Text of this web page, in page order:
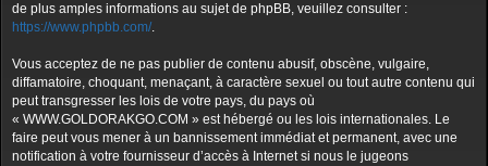
de plus amples informations au sujet de phpBB, veuillez consulter :
https://www.phpbb.com/.
Vous acceptez de ne pas publier de contenu abusif, obscène, vulgaire,
diffamatoire, choquant, menaçant, à caractère sexuel ou tout autre contenu qui
peut transgresser les lois de votre pays, du pays où
« WWW.GOLDORAKGO.COM » est hébergé ou les lois internationales. Le
faire peut vous mener à un bannissement immédiat et permanent, avec une
notification à votre fournisseur d’accès à Internet si nous le jugeons